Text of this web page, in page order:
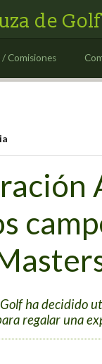
de Golf
Comisiones
ha decidido
regalar una